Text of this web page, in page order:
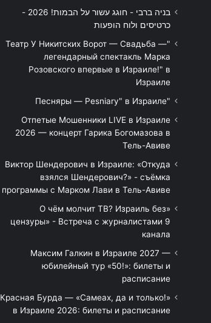
בניה ברבי - חוגג עשור על הבמות! 2026 -
כרטיסים ולוח הופעות
"Театр У Никитских Ворот — Свадьба —
легендарный спектакль Марка
Розовского впервые в Израиле!" в
Израиле
"Песняры — Pesniary" в Израиле
Отпетые Мошенники LIVE в Израиле
2026 — концерт Гарика Богомазова в
Тель-Авиве
Виктор Шендерович в Израиле: «Откуда
взялся Шендерович?» - съёмка
программы с Марком Лави в Тель-Авиве
«О чём молчит ТВ? Израиль без
цензуры» - Встреча с журналистами 9
канала
Максим Галкин в Израиле 2027 —
юбилейный тур «50!»: билеты и
расписание
Красная Бурда — «Самеах, да и только!»
в Израиле 2026: билеты и расписание